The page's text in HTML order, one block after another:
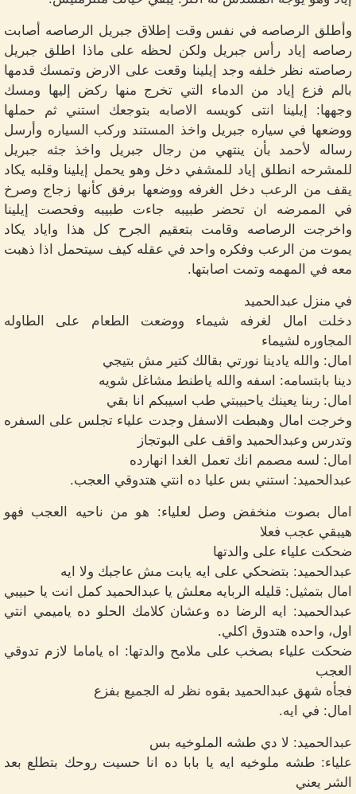
وأطلق الرصاصه في نفس وقت إطلاق جبريل الرصاصه أصابت
رصاصه إياد رأس جبريل ولكن لحظه على ماذا اطلق جبريل
رصاصته نظر خلفه وجد إيلينا وقعت على الارض وتمسك قدمها
بالم فزع إياد من الدماء التي تخرج منها ركض إليها ومسك
وجهها: إيلينا انتى كويسه الاصابه بتوجعك استني ثم حملها
ووضعها في سياره جبريل واخذ المستند وركب السياره وأرسل
رساله لأحمد بأن ينتهي من رجال جبريل واخذ جثه جبريل
للمشرحه انطلق إياد للمشفي دخل وهو يحمل إيلينا وقلبه يكاد
يقف من الرعب دخل الغرفه ووضعها برفق كأنها زجاج وصرخ
في الممرضه ان تحضر طبيبه جاءت طبيبه وفحصت إيلينا
واخرجت الرصاصه وقامت بتعقيم الجرح كل هذا واياد يكاد
يموت من الرعب وفكره واحد في عقله كيف سيتحمل اذا ذهبت
معه في المهمه وتمت اصابتها.
في منزل عبدالحميد
دخلت امال لغرفه شيماء ووضعت الطعام على الطاوله
المجاوره لشيماء
امال: والله يادينا نورتي بقالك كتير مش بتيجي
دينا بابتسامه: اسفه والله ياطنط مشاغل شويه
امال: ربنا يعينك ياحبيبتي طب اسيبكم انا بقي
وخرجت امال وهبطت الاسفل وجدت علياء تجلس على السفره
وتدرس وعبدالحميد واقف على البوتجاز
امال: لسه مصمم انك تعمل الغدا انهارده
عبدالحميد: استني بس عليا ده انتي هتدوقي العجب.
امال بصوت منخفض وصل لعلياء: هو من ناحيه العجب فهو
هيبقي عجب فعلا
ضحكت علياء على والدتها
عبدالحميد: بتضحكي على ايه يابت مش عاجبك ولا ايه
امال بتمثيل: قليله الربايه معلش يا عبدالحميد كمل انت يا حبيبي
عبدالحميد: ايه الرضا ده وعشان كلامك الحلو ده ياميمي انتي
اول، واحده هتدوق اكلي.
ضحكت علياء بصخب على ملامح والدتها: اه ياماما لازم تدوقي
العجب
فجأه شهق عبدالحميد بقوه نظر له الجميع بفزع
امال: في ايه.
عبدالحميد: لا دي طشه الملوخيه بس
علياء: طشه ملوخيه ايه يا بابا ده انا حسيت روحك بتطلع بعد
الشر يعني